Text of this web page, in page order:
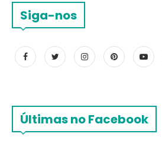
Siga-nos
Últimas no Facebook